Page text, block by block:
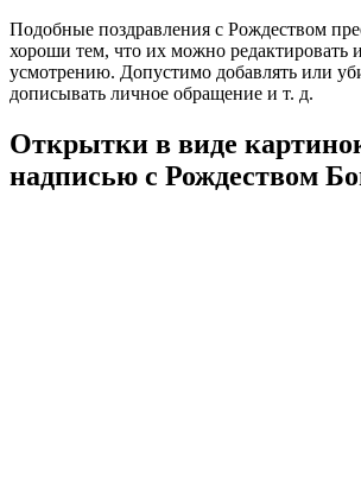
Подобные поздравления с Рождеством
хороши тем, что их можно редактировать
усмотрению. Допустимо добавлять или
дописывать личное обращение и т. д.
Открытки в виде
надписью с Рождеством